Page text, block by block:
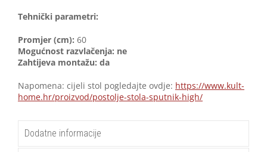
Tehnički parametri:
Promjer (cm): 60
Mogućnost razvlačenja: ne
Zahtijeva montažu: da
Napomena: cijeli stol pogledajte ovdje: https://www.kult-
home.hr/proizvod/postolje-stola-sputnik-high/
Dodatne informacije